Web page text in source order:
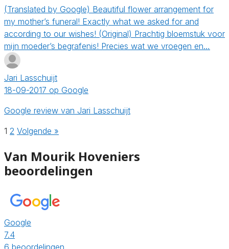
(Translated by Google) Beautiful flower arrangement for
my mother’s funeral! Exactly what we asked for and
according to our wishes! (Original) Prachtig bloemstuk voor
mijn moeder’s begrafenis! Precies wat we vroegen en…
Jari Lasschuijt
18-09-2017 op Google
Google review van Jari Lasschuijt
1 2 Volgende »
Van Mourik Hoveniers
beoordelingen
Google
7.4
6 beoordelingen